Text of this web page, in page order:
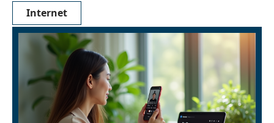
Internet